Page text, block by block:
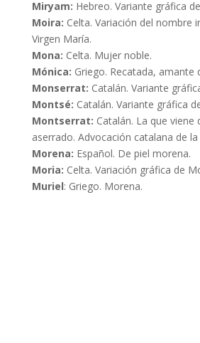
Miryam: Hebreo. Variante gráfica
Moira: Celta. Variación del nombre
Virgen María.
Mona: Celta. Mujer noble.
Mónica: Griego. Recatada, amante
Monserrat: Catalán. Variante
Montsé: Catalán. Variante gráfica
Montserrat: Catalán. La que viene
aserrado. Advocación catalana de
Morena: Español. De piel morena.
Moria: Celta. Variación gráfica de
Muriel: Griego. Morena.